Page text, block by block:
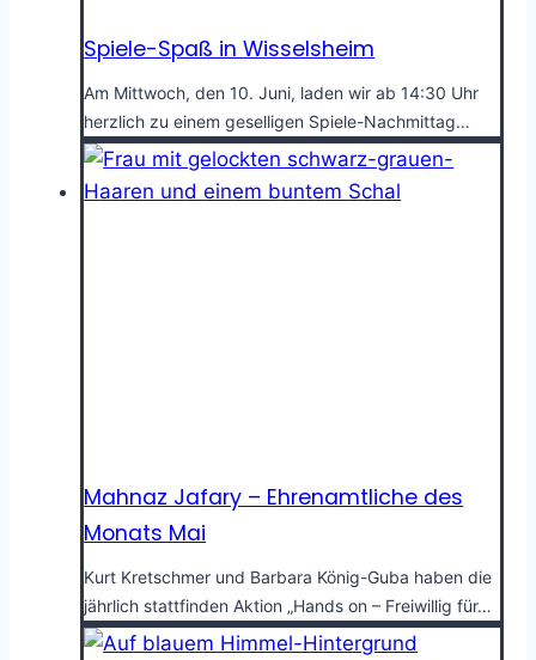
Spiele-Spaß in Wisselsheim
Am Mittwoch, den 10. Juni, laden wir ab 14:30 Uhr
herzlich zu einem geselligen Spiele-Nachmittag…
Mahnaz Jafary – Ehrenamtliche des
Monats Mai
Kurt Kretschmer und Barbara König-Guba haben die
jährlich stattfinden Aktion „Hands on – Freiwillig für…